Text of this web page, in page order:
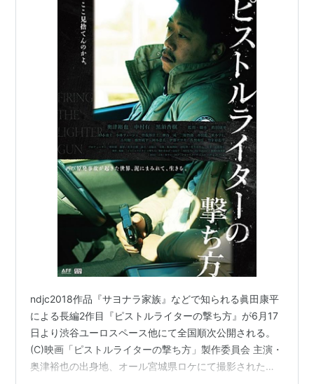
ndjc2018作品『サヨナラ家族』などで知られる眞田康平
による長編2作目『ピストルライターの撃ち方』が6月17
日より渋谷ユーロスペース他にて全国順次公開される。
(C)映画「ピストルライターの撃ち方」製作委員会 主演・
奥津裕也の出身地、オール宮城県ロケにて撮影された本